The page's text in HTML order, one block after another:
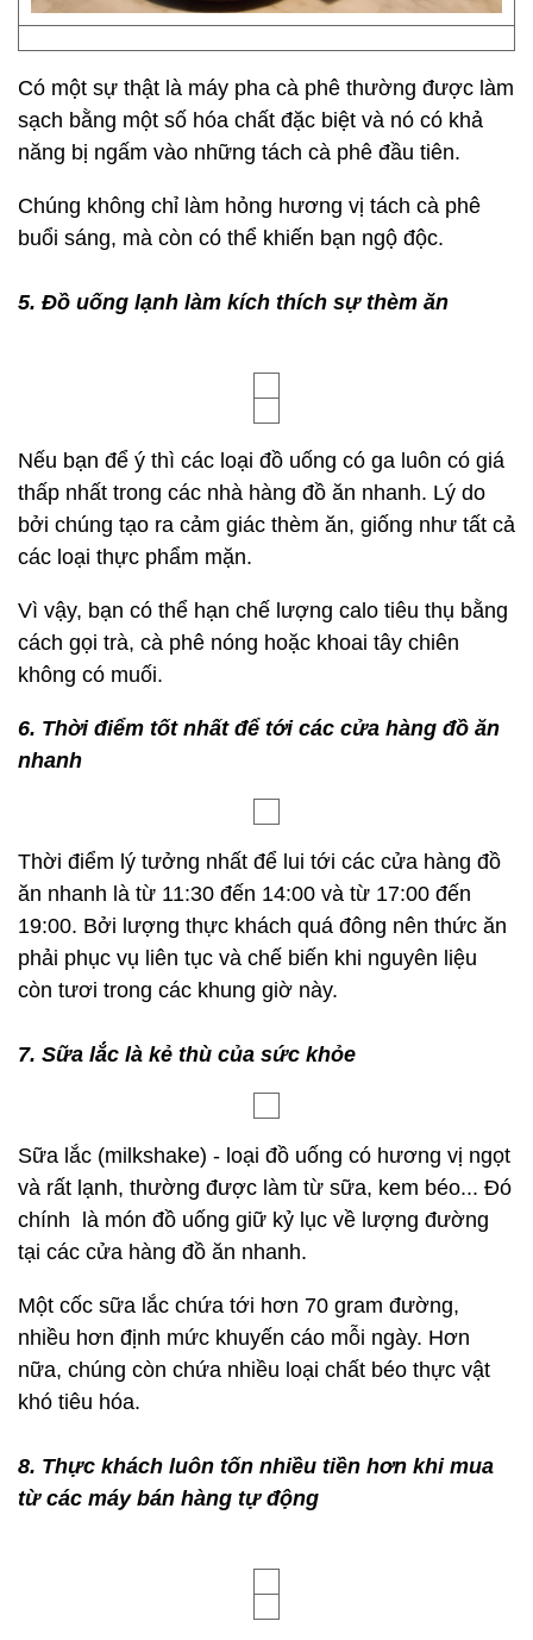
Có một sự thật là máy pha cà phê thường được làm
sạch bằng một số hóa chất đặc biệt và nó có khả
năng bị ngấm vào những tách cà phê đầu tiên.
Chúng không chỉ làm hỏng hương vị tách cà phê
buổi sáng, mà còn có thể khiến bạn ngộ độc.
5. Đồ uống lạnh làm kích thích sự thèm ăn
Nếu bạn để ý thì các loại đồ uống có ga luôn có giá
thấp nhất trong các nhà hàng đồ ăn nhanh. Lý do
bởi chúng tạo ra cảm giác thèm ăn, giống như tất cả
các loại thực phẩm mặn.
Vì vậy, bạn có thể hạn chế lượng calo tiêu thụ bằng
cách gọi trà, cà phê nóng hoặc khoai tây chiên
không có muối.
6. Thời điểm tốt nhất để tới các cửa hàng đồ ăn
nhanh
Thời điểm lý tưởng nhất để lui tới các cửa hàng đồ
ăn nhanh là từ 11:30 đến 14:00 và từ 17:00 đến
19:00. Bởi lượng thực khách quá đông nên thức ăn
phải phục vụ liên tục và chế biến khi nguyên liệu
còn tươi trong các khung giờ này.
7. Sữa lắc là kẻ thù của sức khỏe
Sữa lắc (milkshake) - loại đồ uống có hương vị ngọt
và rất lạnh, thường được làm từ sữa, kem béo... Đó
chính là món đồ uống giữ kỷ lục về lượng đường
tại các cửa hàng đồ ăn nhanh.
Một cốc sữa lắc chứa tới hơn 70 gram đường,
nhiều hơn định mức khuyến cáo mỗi ngày. Hơn
nữa, chúng còn chứa nhiều loại chất béo thực vật
khó tiêu hóa.
8. Thực khách luôn tốn nhiều tiền hơn khi mua
từ các máy bán hàng tự động